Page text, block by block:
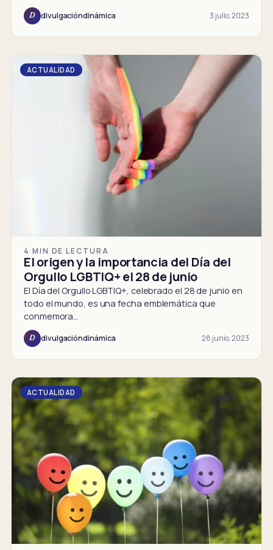
D divulgacióndinámica 3 julio, 2023
ACTUALIDAD
4 MIN DE LECTURA
El origen y la importancia del Día del
Orgullo LGBTIQ+ el 28 de junio
El Día del Orgullo LGBTIQ+, celebrado el 28 de junio en
todo el mundo, es una fecha emblemática que
conmemora…
D divulgacióndinámica 28 junio, 2023
ACTUALIDAD